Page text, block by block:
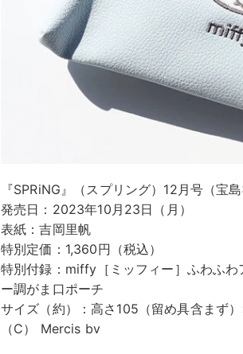
『SPRiNG』（スプリング）12月号（宝島
発売日：2023年10月23日（月）
表紙：吉岡里帆
特別定価：1,360円（税込）
特別付録：miffy［ミッフィー］ふわふ
ー調がま口ポーチ
サイズ（約）：高さ105（留め具含まず
（C） Mercis bv